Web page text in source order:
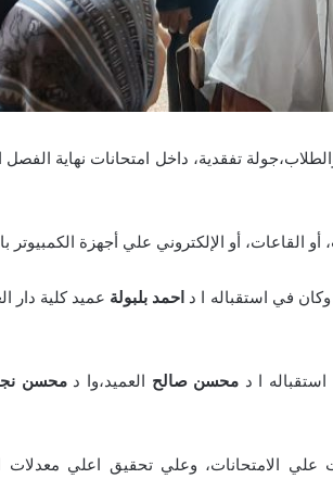
تفقدية، داخل امتحانات نهاية الفصل
القاعات، أو الإلكتروني علي أجهزة الكمبيوتر
في استقباله ا د احمد بلبولة عميد كلية دار
ا د محسن صالح العميد،وا دمحسن
الامتحانات، وعلي تحقيق اعلي معدلات